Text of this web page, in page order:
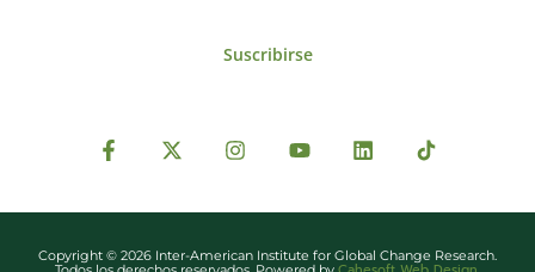
Suscribirse
Copyright © 2026 Inter-American Institute for Global Change Research.